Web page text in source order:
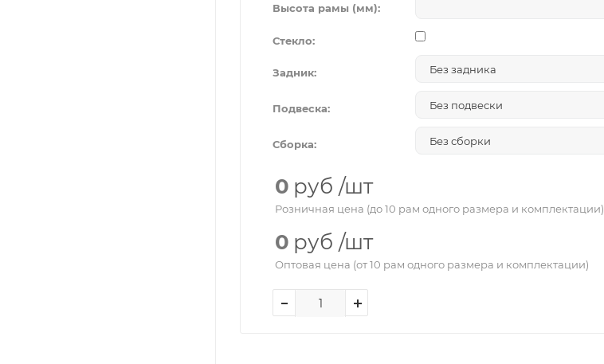
Высота рамы (мм):
Стекло:
Задник:
Подвеска:
Сборка:
0 руб /шт
Розничная цена (до 10 рам одного размера и комплектации)
0 руб /шт
Оптовая цена (от 10 рам одного размера и комплектации)